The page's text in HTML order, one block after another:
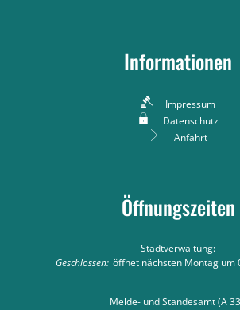
Informationen
Impressum
Datenschutz
Anfahrt
Öffnungszeiten
Stadtverwaltung:
Klicken, um weitere Öffnungs- oder
Geschlossen: öffnet nächsten Montag um
Melde- und Standesamt (A